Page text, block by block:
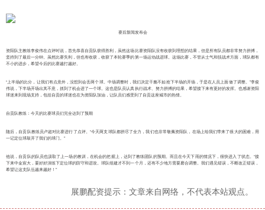
赛后新闻发布会
资阳队主教练李俊伟在点评时说，首先恭喜自贡队获得胜利，虽然这场比赛资阳队没有收获到理想的结果，但是所有队员都非常努力拼搏，
坚持到了最后一分钟。虽然比赛失利，但也有收获，收获了本轮赛季的第一场运动战进球。这场比赛，不管从士气和技战术方面，球队都有
不小的进步，希望今后的比赛越打越好。
“上半场的比分，让我们有点意外，没想到会丢两个球。中场调整时，我们决定干脆不如抢下半场的开场，于是在人员上面做了调整。”李俊
伟说，下半场开场出其不意，抓到了机会进了一个球。这也是队员认真执行战术、努力拼搏的结果，希望接下来有更好的发挥。也感谢资阳
球迷来到现场支持，包括自贡的球迷也在为资阳队加油，让队员们感受到了自贡这座城市的热情。
自贡队教练：今天的比赛球员们完全达到了预期
随后，自贡队教练员卢超对比赛进行了点评。“今天两支球队都拼尽了全力，我们也非常敬佩资阳队，在场上给我们带来了很大的困难，用
一记定位球敲开了我们的球门。”
他说，自贡队的队员也汲取了上一场的教训，在机会的把握上，达到了教练团队的预期。而且在今天下雨的情况下，很快进入了状态。“接
下来中金宸大，要好好演练下定位球的防守和进攻。球队组建才不到一个月，还有不少地方需要磨合调整。我们遇见错误，不断改正错误，
希望让这支队伍越来越好！”
展鹏配资提示：文章来自网络，不代表本站观点。